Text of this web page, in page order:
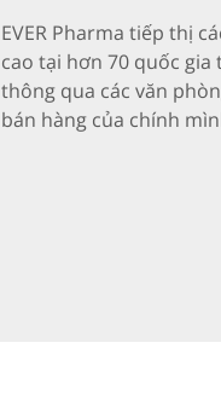
EVER Pharma tiếp thị
cao tại hơn 70 quốc
thông qua các văn
bán hàng của chính